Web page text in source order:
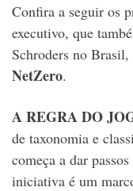
Confira a seguir os
executivo, que
Schroders no
NetZero.
A REGRA DO
de taxonomia e
começa a dar
iniciativa é um